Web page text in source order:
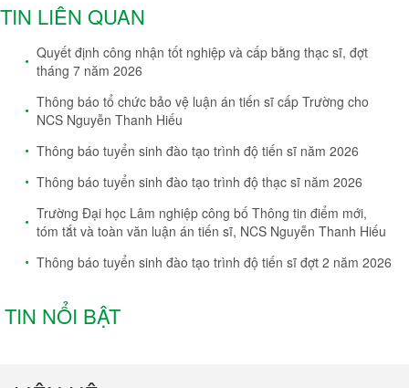
TIN LIÊN QUAN
Quyết định công nhận tốt nghiệp và cấp bằng thạc sĩ, đợt
tháng 7 năm 2026
Thông báo tổ chức bảo vệ luận án tiến sĩ cấp Trường cho
NCS Nguyễn Thanh Hiếu
Thông báo tuyển sinh đào tạo trình độ tiến sĩ năm 2026
Thông báo tuyển sinh đào tạo trình độ thạc sĩ năm 2026
Trường Đại học Lâm nghiệp công bố Thông tin điểm mới,
tóm tắt và toàn văn luận án tiến sĩ, NCS Nguyễn Thanh Hiếu
Thông báo tuyển sinh đào tạo trình độ tiến sĩ đợt 2 năm 2026
TIN NỔI BẬT